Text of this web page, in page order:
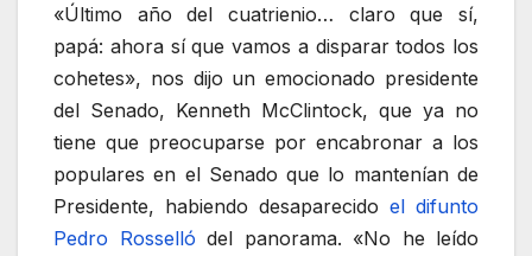
«Último año del cuatrienio… claro que sí,
papá: ahora sí que vamos a disparar todos los
cohetes», nos dijo un emocionado presidente
del Senado, Kenneth McClintock, que ya no
tiene que preocuparse por encabronar a los
populares en el Senado que lo mantenían de
Presidente, habiendo desaparecido el difunto
Pedro Rosselló del panorama. «No he leído